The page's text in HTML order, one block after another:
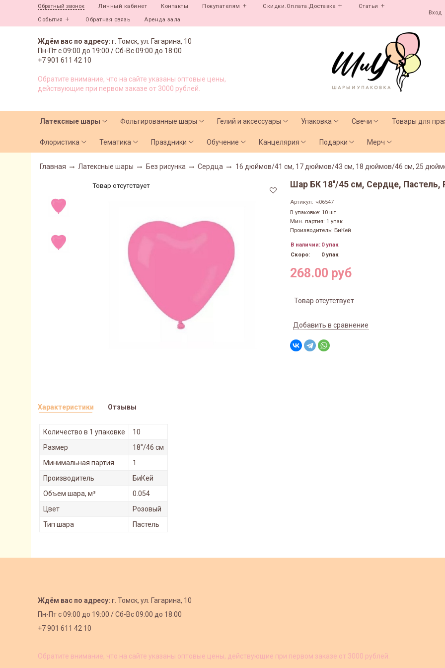
Обратный звонок Личный кабинет Контакты Покупателям Скидки.Оплата.Доставка Статьи
События Обратная связь Аренда зала
Вход
Ждём вас по адресу: г. Томск, ул. Гагарина, 10
Пн-Пт с09:00 до 19:00 /Сб-Вс 09:00 до 18:00
+7 901 611 42 10
Обратите внимание, что на сайте указаны оптовые цены,
действующие при первом заказе от 3000 рублей.
Латексные шары Фольгированные шары Гелий и аксессуары Упаковка Свечи Товары для
Флористика Тематика Праздники Обучение Канцелярия Подарки Мерч
Главная Латексные шары Без рисунка Сердца 16 дюймов/41 см, 17 дюймов/43 см, 18 дюймов/46 см, 25
Товар отсутствует Шар БК 18''/45 см, Сердце, Пастель,
Артикул: ч06547
В упаковке: 10 шт.
Мин. партия: 1 упак
Производитель: БиКей
В наличии: 0 упак
Скоро:
0 упак
268.00 руб
Товар отсутствует
Добавить в сравнение
Характеристики
Количество в 1 упаковке
10
Размер
18"/46 см
Минимальная партия
1
Производитель
БиКей
Объем шара, м³
0.054
Цвет
Розовый
Тип шара
Пастель
Отзывы
Ждём вас по адресу: г. Томск, ул. Гагарина, 10
Пн-Пт с09:00 до 19:00 /Сб-Вс 09:00 до 18:00
+7 901 611 42 10
Обратите внимание, что на сайте указаны оптовые цены, действующие при первом заказе от 3000 рублей.